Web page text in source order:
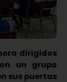
dirigidos
un grupo
sus puertas